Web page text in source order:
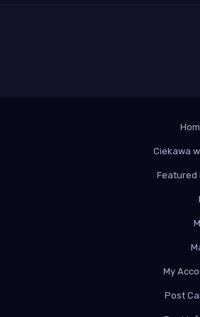
Ciekawa
Featured
My
Post